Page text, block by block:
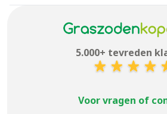
5.000+ tevreden
Voor vragen of